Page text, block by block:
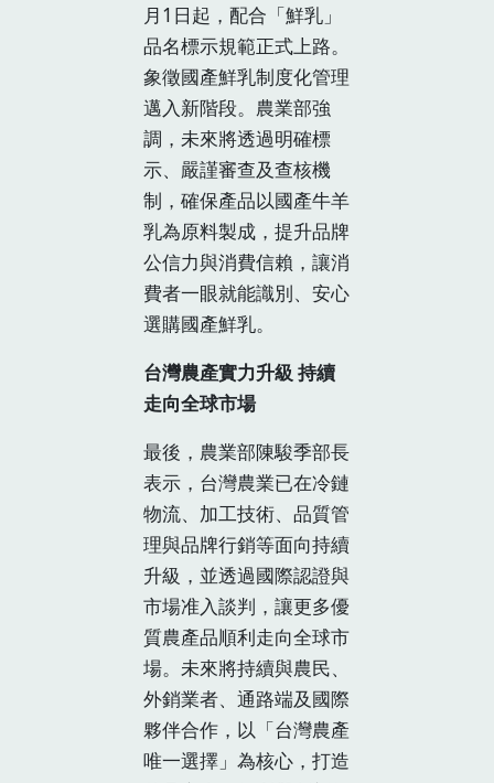
月1日起，配合「鮮乳」
品名標示規範正式上路。
象徵國產鮮乳制度化管理
邁入新階段。農業部強
調，未來將透過明確標
示、嚴謹審查及查核機
制，確保產品以國產牛羊
乳為原料製成，提升品牌
公信力與消費信賴，讓消
費者一眼就能識別、安心
選購國產鮮乳。
台灣農產實力升級 持續
走向全球市場
最後，農業部陳駿季部長
表示，台灣農業已在冷鏈
物流、加工技術、品質管
理與品牌行銷等面向持續
升級，並透過國際認證與
市場准入談判，讓更多優
質農產品順利走向全球市
場。未來將持續與農民、
外銷業者、通路端及國際
夥伴合作，以「台灣農產
唯一選擇」為核心，打造